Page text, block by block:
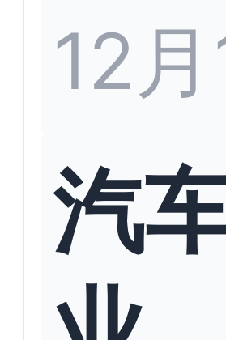
12
汽